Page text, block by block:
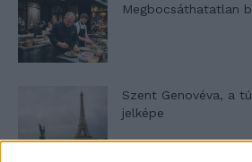
Megbocsáthatatlan
Szent Genovéva, a
jelképe